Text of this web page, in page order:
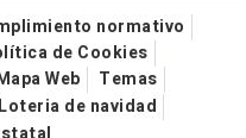
normativo
de Cookies
Web
Temas
Loteria de navidad